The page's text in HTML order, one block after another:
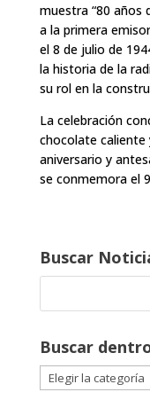
muestra “80 años
a la primera
el 8 de julio de
la historia de la
su rol en la
La celebración
chocolate
aniversario y
se conmemora el
Buscar
Buscar
Buscar
dentro